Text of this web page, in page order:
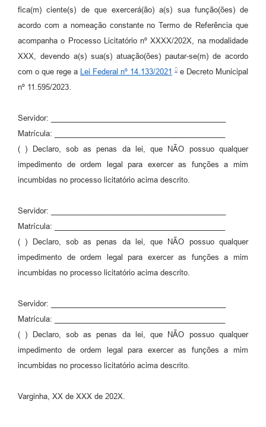
fica(m) ciente(s) de que exercerá(ão) a(s) sua função(ões) de
acordo com a nomeação constante no Termo de Referência que
acompanha o Processo Licitatório nº XXXX/202X, na modalidade
XXX, devendo a(s) sua(s) atuação(ões) pautar-se(m) de acordo
com o que rege a Lei Federal nº 14.133/2021
e Decreto Municipal
nº 11.595/2023.
Servidor: __________________________________________
Matrícula: _________________________________________
( ) Declaro, sob as penas da lei, que NÃO possuo qualquer
impedimento de ordem legal para exercer as funções a mim
incumbidas no processo licitatório acima descrito.
Servidor: __________________________________________
Matrícula: _________________________________________
( ) Declaro, sob as penas da lei, que NÃO possuo qualquer
impedimento de ordem legal para exercer as funções a mim
incumbidas no processo licitatório acima descrito.
Servidor: __________________________________________
Matrícula: _________________________________________
( ) Declaro, sob as penas da lei, que NÃO possuo qualquer
impedimento de ordem legal para exercer as funções a mim
incumbidas no processo licitatório acima descrito.
Varginha, XX de XXX de 202X.